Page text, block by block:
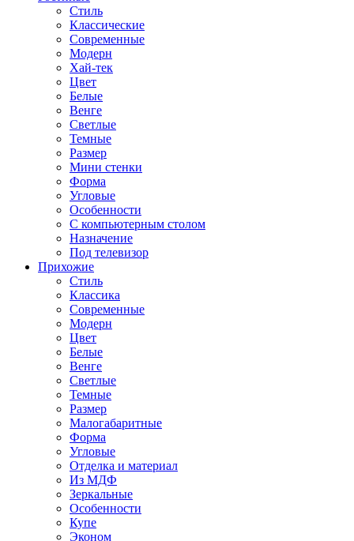
Стиль
Классические
Современные
Модерн
Хай-тек
Цвет
Белые
Венге
Светлые
Темные
Размер
Мини стенки
Форма
Угловые
Особенности
С компьютерным столом
Назначение
Под телевизор
Прихожие
Стиль
Классика
Современные
Модерн
Цвет
Белые
Венге
Светлые
Темные
Размер
Малогабаритные
Форма
Угловые
Отделка и материал
Из МДФ
Зеркальные
Особенности
Купе
Эконом